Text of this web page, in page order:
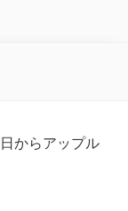
からアップル